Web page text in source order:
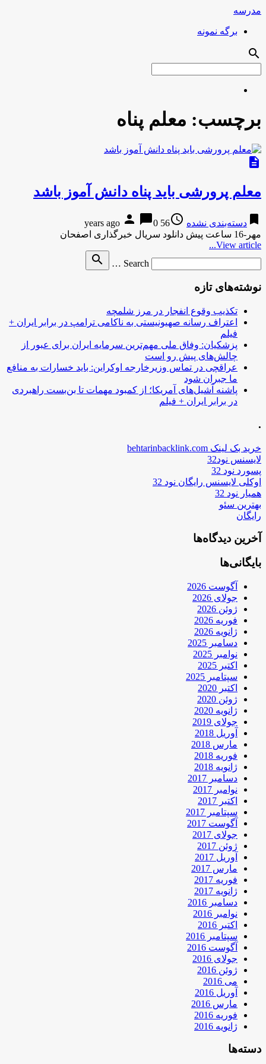
مدرسه
برگه نمونه
search
برچسب: معلم پناه
description
معلم پرورشی باید پناه دانش آموز باشد
bookmark دسته‌بندی نشده access_time
56 years ago
person chat_bubble0
مهر-16 ساعت پیش دانلود سریال خبرگذاری اصفحان
View article...
Search …
search
نوشته‌های تازه
تکذیب وقوع انفجار در مرز شلمچه
اعتراف رسانه صهیونیستی به ناکامی ترامپ در برابر ایران +
فیلم
پزشکیان: وفاق ملی مهم‌ترین سرمایه ایران برای عبور از
چالش‌های پیش رو است
عراقچی در تماس وزیرخارجه اوکراین: باید خسارات به منافع
ما جبران شود
پاشنه آشیل‌های آمریکا؛ از کمبود مهمات تا بن‌بست راهبردی
در برابر ایران + فیلم
.
خرید بک لینک behtarinbacklink.com
لایسنس نود32
پسورد نود 32
اوکلی لایسنس رایگان نود 32
همیار نود 32
بهترین سئو
رایگان
آخرین دیدگاه‌ها
بایگانی‌ها
آگوست 2026
جولای 2026
ژوئن 2026
فوریه 2026
ژانویه 2026
دسامبر 2025
نوامبر 2025
اکتبر 2025
سپتامبر 2025
اکتبر 2020
ژوئن 2020
ژانویه 2020
جولای 2019
آوریل 2018
مارس 2018
فوریه 2018
ژانویه 2018
دسامبر 2017
نوامبر 2017
اکتبر 2017
سپتامبر 2017
آگوست 2017
جولای 2017
ژوئن 2017
آوریل 2017
مارس 2017
فوریه 2017
ژانویه 2017
دسامبر 2016
نوامبر 2016
اکتبر 2016
سپتامبر 2016
آگوست 2016
جولای 2016
ژوئن 2016
می 2016
آوریل 2016
مارس 2016
فوریه 2016
ژانویه 2016
دسته‌ها